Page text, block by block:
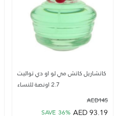
كاتشاريل كاتش مي لو او دي تواليت
2.7 اونصة للنساء
145
AED
93.19
AED
SAVE 36%